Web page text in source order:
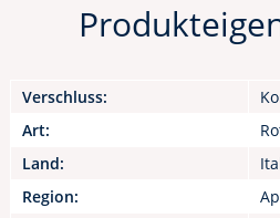
Verschluss:
Art:
Land:
Region: